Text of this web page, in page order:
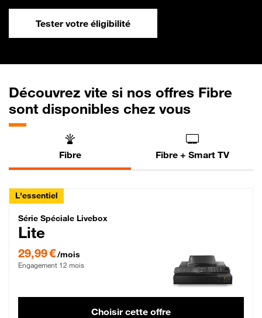
Tester votre éligibilité
Découvrez vite si nos offres Fibre
sont disponibles chez vous
Fibre Fibre + Smart TV
L'essentiel
Série Spéciale Livebox Lite Fibre
Série Spéciale Livebox
Lite
29,99 €/mois
Engagement 12 mois
Choisir cette offre